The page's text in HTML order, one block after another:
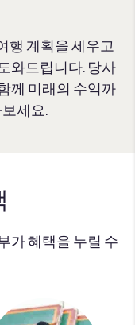
행 계획을 세우고
와드립니다. 당사
께 미래의 수익까
세요.
가 혜택을 누릴 수